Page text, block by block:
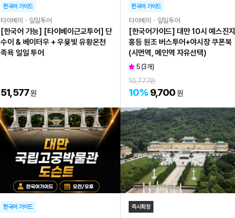
한국어 가이드
타이베이ㆍ일일투어
[한국어 가능] [타이베이근교투어] 단
수이 & 베이터우 + 우윶빛 유황온천
족욕 일일 투어
51,577원
한국어 가이드
타이베이ㆍ일일투어
[한국어가이드] 대만 10시 예스진지
홍등 원조 버스투어+야시장 쿠폰북
(시먼역, 메인역 자유선택)
5(3개)
10,777원
10% 9,700원
한국어 가이드 즉시확정